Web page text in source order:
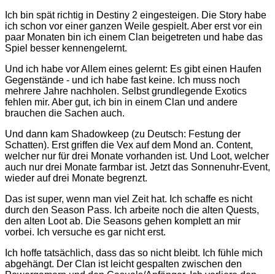
Ich bin spät richtig in Destiny 2 eingesteigen. Die Story habe
ich schon vor einer ganzen Weile gespielt. Aber erst vor ein
paar Monaten bin ich einem Clan beigetreten und habe das
Spiel besser kennengelernt.
Und ich habe vor Allem eines gelernt: Es gibt einen Haufen
Gegenstände - und ich habe fast keine. Ich muss noch
mehrere Jahre nachholen. Selbst grundlegende Exotics
fehlen mir. Aber gut, ich bin in einem Clan und andere
brauchen die Sachen auch.
Und dann kam Shadowkeep (zu Deutsch: Festung der
Schatten). Erst griffen die Vex auf dem Mond an. Content,
welcher nur für drei Monate vorhanden ist. Und Loot, welcher
auch nur drei Monate farmbar ist. Jetzt das Sonnenuhr-Event,
wieder auf drei Monate begrenzt.
Das ist super, wenn man viel Zeit hat. Ich schaffe es nicht
durch den Season Pass. Ich arbeite noch die alten Quests,
den alten Loot ab. Die Seasons gehen komplett an mir
vorbei. Ich versuche es gar nicht erst.
Ich hoffe tatsächlich, dass das so nicht bleibt. Ich fühle mich
abgehängt. Der Clan ist leicht gespalten zwischen den